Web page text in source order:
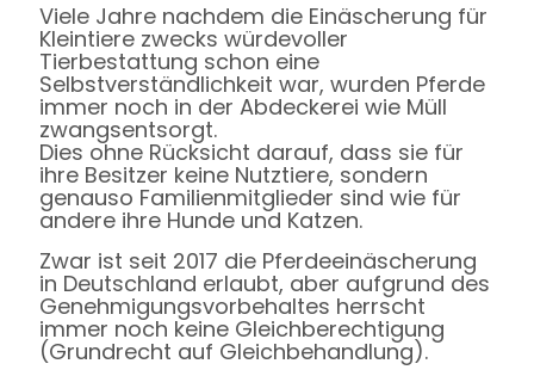
Viele Jahre nachdem die Einäscherung für
Kleintiere zwecks würdevoller
Tierbestattung schon eine
Selbstverständlichkeit war, wurden Pferde
immer noch in der Abdeckerei wie Müll
zwangsentsorgt.
Dies ohne Rücksicht darauf, dass sie für
ihre Besitzer keine Nutztiere, sondern
genauso Familienmitglieder sind wie für
andere ihre Hunde und Katzen.
Zwar ist seit 2017 die Pferdeeinäscherung
in Deutschland erlaubt, aber aufgrund des
Genehmigungsvorbehaltes herrscht
immer noch keine Gleichberechtigung
(Grundrecht auf Gleichbehandlung).